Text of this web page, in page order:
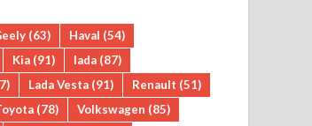
(63) Haval (54)
Kia (91) lada (87)
Lada Vesta (91) Renault (51)
(78) Volkswagen (85)